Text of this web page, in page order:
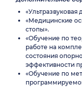
«Ультразвуковая
«Медицинские
стопы».
«Обучение по
работе на
состояния
эффективности
«Обучение по